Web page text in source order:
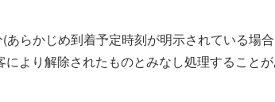
らかじめ到着予定時刻が明示されている場合
より解除されたものとみなし処理すること